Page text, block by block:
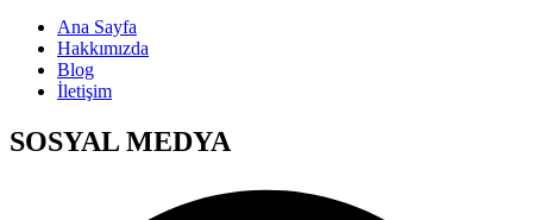
Ana Sayfa
Hakkımızda
Blog
İletişim
SOSYAL MEDYA